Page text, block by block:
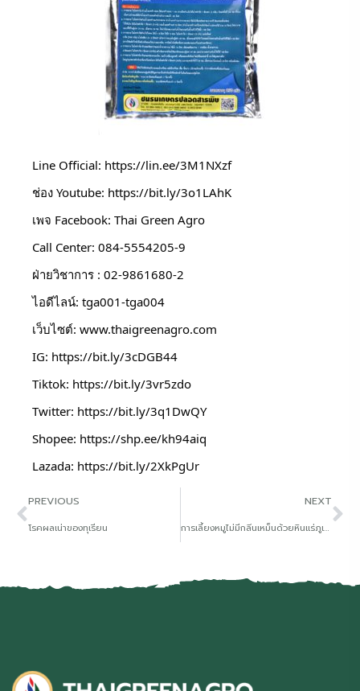
Line Official: https://lin.ee/3M1NXzf
ช่อง Youtube: https://bit.ly/3o1LAhK
เพจ Facebook: Thai Green Agro
Call Center: 084-5554205-9
ฝ่ายวิชาการ : 02-9861680-2
ไอดีไลน์: tga001-tga004
เว็บไซต์: www.thaigreenagro.com
IG: https://bit.ly/3cDGB44
Tiktok: https://bit.ly/3vr5zdo
Twitter: https://bit.ly/3q1DwQY
Shopee: https://shp.ee/kh94aiq
Lazada: https://bit.ly/2XkPgUr
PREVIOUS
โรคผลเน่าของทุเรียน
NEXT
การเลี้ยงหมูไม่มีกลิ่นเหม็นด้วยหินแร่ภูเขาไฟซีโอฟาร์ม